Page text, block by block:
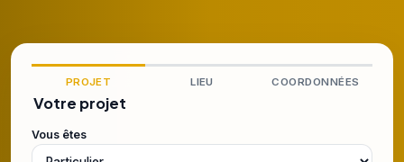
PROJET LIEU COORDONNÉES
Votre projet
Vous êtes